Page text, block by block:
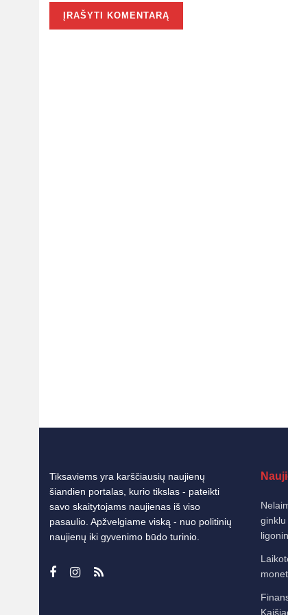
Tiksaviems yra karščiausių naujienų
šiandien portalas, kurio tikslas - pateikti
savo skaitytojams naujienas iš viso
pasaulio. Apžvelgiame viską - nuo politinių
naujienų iki gyvenimo būdo turinio.
ginklu